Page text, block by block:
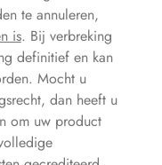
te annuleren,
is. Bij verbreking
definitief en kan
Mocht u
dan heeft u
om uw product